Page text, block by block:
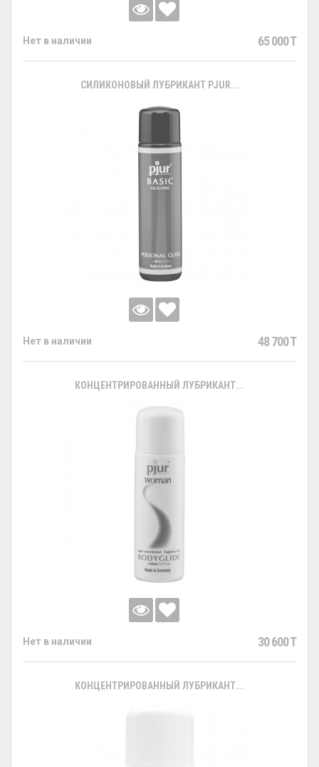
Нет в наличии 65 000 T
СИЛИКОНОВЫЙ ЛУБРИКАНТ PJUR...
Нет в наличии 48 700 T
КОНЦЕНТРИРОВАННЫЙ ЛУБРИКАНТ...
Нет в наличии 30 600 T
КОНЦЕНТРИРОВАННЫЙ ЛУБРИКАНТ...